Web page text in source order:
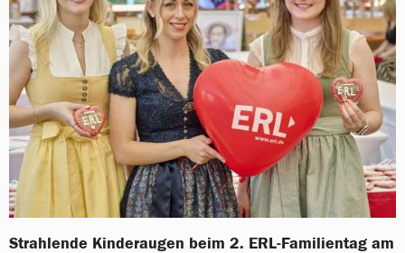
Strahlende Kinderaugen beim 2. ERL-Familientag am